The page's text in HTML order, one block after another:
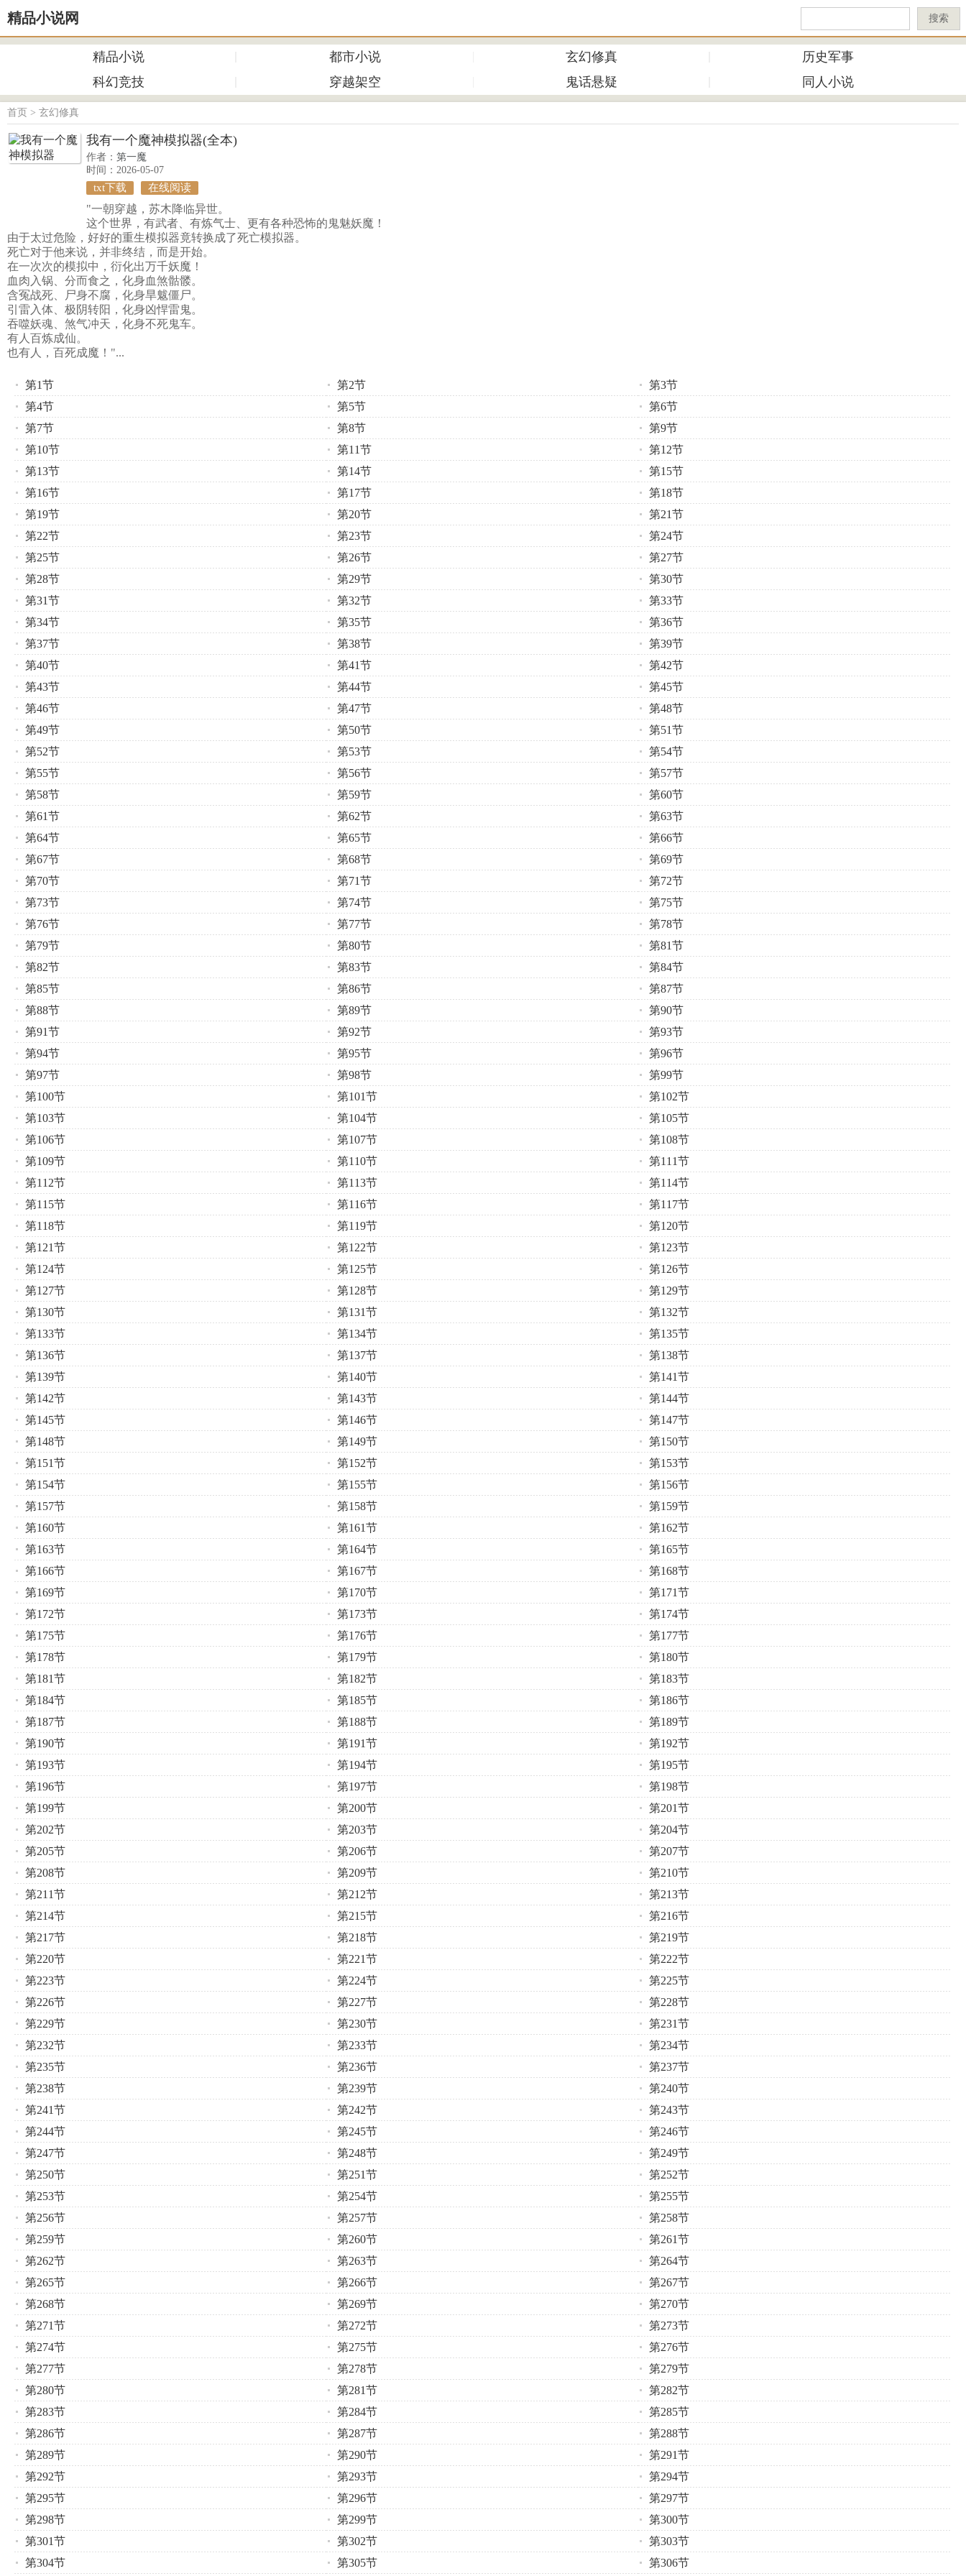
精品小说网 搜索
精品小说 都市小说 玄幻修真
历史军事
科幻竞技
穿越架空 鬼话悬疑 同人小说
首页 > 玄幻修真
我有一个魔神模拟器(全本)
作者： 第一魔
时间：2026-05-07
txt下载 在线阅读
"一朝穿越，苏木降临异世。
这个世界，有武者、有炼气士、更有各种恐怖的鬼魅妖魔！
由于太过危险，好好的重生模拟器竟转换成了死亡模拟器。
死亡对于他来说，并非终结，而是开始。
在一次次的模拟中，衍化出万千妖魔！
血肉入锅、分而食之，化身血煞骷髅。
含冤战死、尸身不腐，化身旱魃僵尸。
引雷入体、极阴转阳，化身凶悍雷鬼。
吞噬妖魂、煞气冲天，化身不死鬼车。
有人百炼成仙。
也有人，百死成魔！"...
第1节 第2节
第3节
第4节
第5节
第6节
第7节
第8节
第9节
第10节
第11节
第12节
第13节
第14节
第15节
第16节
第17节
第18节
第19节
第20节
第21节
第22节
第23节
第24节
第25节
第26节
第27节
第28节
第29节
第30节
第31节
第32节
第33节
第34节
第35节
第36节
第37节
第38节
第39节
第40节
第41节
第42节
第43节
第44节
第45节
第46节
第47节
第48节
第49节
第50节
第51节
第52节
第53节
第54节
第55节
第56节
第57节
第58节
第59节
第60节
第61节
第62节
第63节
第64节
第65节
第66节
第67节
第68节
第69节
第70节
第71节
第72节
第73节
第74节
第75节
第76节
第77节
第78节
第79节
第80节
第81节
第82节
第83节
第84节
第85节
第86节
第87节
第88节
第89节
第90节
第91节
第92节
第93节
第94节
第95节
第96节
第97节
第98节
第99节
第100节
第101节
第102节
第103节
第104节
第105节
第106节
第107节
第108节
第109节
第110节
第111节
第112节
第113节
第114节
第115节
第116节
第117节
第118节
第119节
第120节
第121节
第122节
第123节
第124节
第125节
第126节
第127节
第128节
第129节
第130节
第131节
第132节
第133节
第134节
第135节
第136节
第137节
第138节
第139节
第140节
第141节
第142节
第143节
第144节
第145节
第146节
第147节
第148节
第149节
第150节
第151节
第152节
第153节
第154节
第155节
第156节
第157节
第158节
第159节
第160节
第161节
第162节
第163节
第164节
第165节
第166节
第167节
第168节
第169节
第170节
第171节
第172节
第173节
第174节
第175节
第176节
第177节
第178节
第179节
第180节
第181节
第182节
第183节
第184节
第185节
第186节
第187节
第188节
第189节
第190节
第191节
第192节
第193节
第194节
第195节
第196节
第197节
第198节
第199节
第200节
第201节
第202节
第203节
第204节
第205节
第206节
第207节
第208节
第209节
第210节
第211节
第212节
第213节
第214节
第215节
第216节
第217节
第218节
第219节
第220节
第221节
第222节
第223节
第224节
第225节
第226节
第227节
第228节
第229节
第230节
第231节
第232节
第233节
第234节
第235节
第236节
第237节
第238节
第239节
第240节
第241节
第242节
第243节
第244节
第245节
第246节
第247节
第248节
第249节
第250节
第251节
第252节
第253节
第254节
第255节
第256节
第257节
第258节
第259节
第260节
第261节
第262节
第263节
第264节
第265节
第266节
第267节
第268节
第269节
第270节
第271节
第272节
第273节
第274节
第275节
第276节
第277节
第278节
第279节
第280节
第281节
第282节
第283节
第284节
第285节
第286节
第287节
第288节
第289节
第290节
第291节
第292节
第293节
第294节
第295节
第296节
第297节
第298节
第299节
第300节
第301节
第302节
第303节
第304节
第305节 第306节